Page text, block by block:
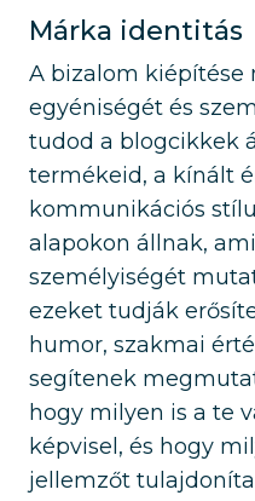
Márka identitás
A bizalom kiépítése
egyéniségét és
tudod a blogcikkek
termékeid, a kínált
kommunikációs
alapokon állnak,
személyiségét
ezeket tudják
humor, szakmai
segítenek
hogy milyen is a te
képvisel, és hogy
jellemzőt